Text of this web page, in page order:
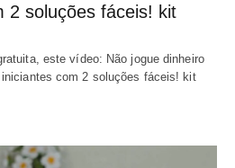
2 soluções fáceis! kit
este vídeo: Não jogue dinheiro
com 2 soluções fáceis! kit